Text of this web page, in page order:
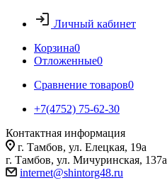
Личный кабинет
Корзина0
Отложенные0
Сравнение товаров0
+7(4752) 75-62-30
Контактная информация
г. Тамбов, ул. Елецкая, 19а
г. Тамбов, ул. Мичуринская, 137а
internet@shintorg48.ru